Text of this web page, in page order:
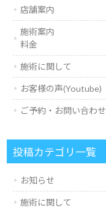
店舗案内
施術案内
料金
施術に関して
お客様の声(Youtube)
ご予約・お問い合わせ
投稿カテゴリ一覧
お知らせ
施術に関して